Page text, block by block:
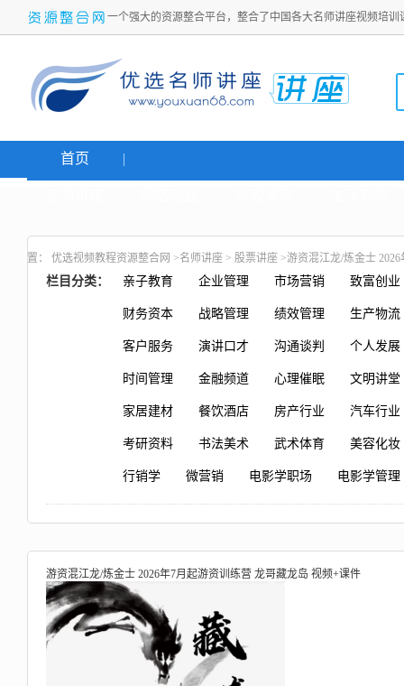
一个强大的资源整合平台，整合了中国各大名师讲座视频培
首页
置： 优选视频教程资源整合网 >名师讲座 > 股票讲座 >游资混江龙/炼金士
栏目分类： 亲子教育 企业管理 市场营销 致富创业
财务资本 战略管理 绩效管理 生产物流
客户服务 演讲口才 沟通谈判 个人发展
时间管理 金融频道 心理催眠 文明讲堂
家居建材 餐饮酒店 房产行业 汽车行业
考研资料 书法美术 武术体育 美容化妆
行销学 微营销 电影学职场 电影学管理
游资混江龙/炼金士 2026年7月起游资训练营 龙哥藏龙岛 视频+课件